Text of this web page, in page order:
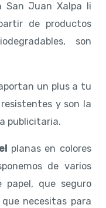
San Juan Xalpa Ii
de productos
son
un plus a tu
y son la
publicitaria.
planas en colores
de varios
papel, que seguro
necesitas para